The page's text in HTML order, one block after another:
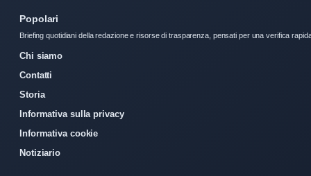
Popolari
Briefing quotidiani della redazione e risorse di trasparenza, pensati per una verifica
Chi siamo
Contatti
Storia
Informativa sulla privacy
Informativa cookie
Notiziario